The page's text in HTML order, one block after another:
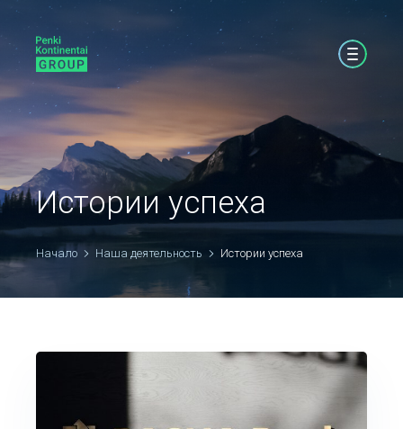
Истории успеха
Начало Наша деятельность Истории успеха